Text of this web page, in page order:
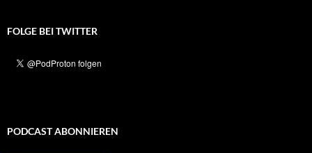
FOLGE BEI TWITTER
PODCAST ABONNIEREN